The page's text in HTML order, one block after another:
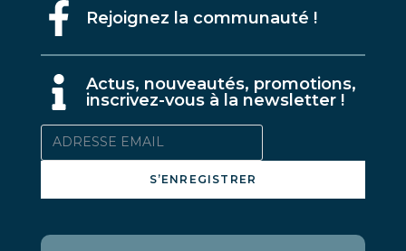
Rejoignez la communauté !
Actus, nouveautés, promotions,
inscrivez-vous à la newsletter !
S’ENREGISTRER